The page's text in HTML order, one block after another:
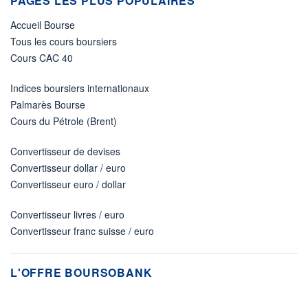
Accueil Bourse
Tous les cours boursiers
Cours CAC 40
Indices boursiers internationaux
Palmarès Bourse
Cours du Pétrole (Brent)
Convertisseur de devises
Convertisseur dollar / euro
Convertisseur euro / dollar
Convertisseur livres / euro
Convertisseur franc suisse / euro
L'OFFRE BOURSOBANK